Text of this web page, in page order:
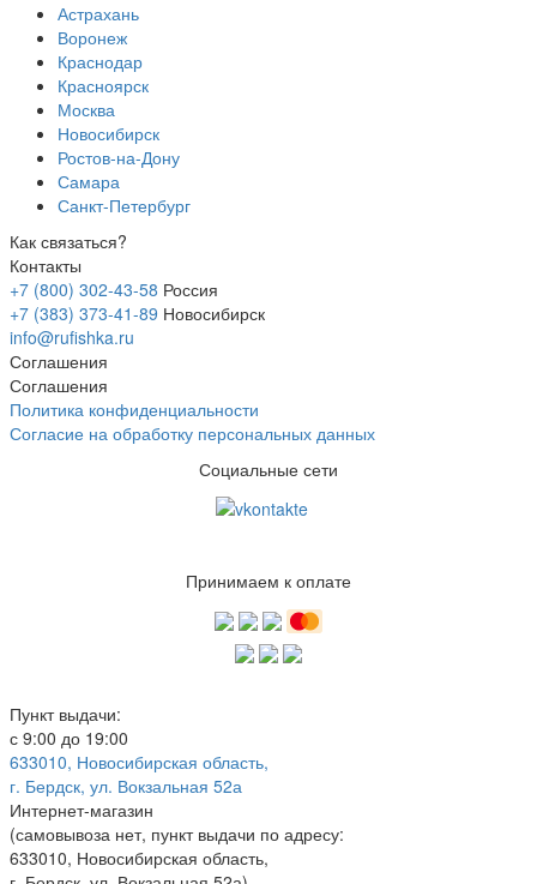
Астрахань
Воронеж
Краснодар
Красноярск
Москва
Новосибирск
Ростов-на-Дону
Самара
Санкт-Петербург
Как связаться?
Контакты
+7 (800) 302-43-58 Россия
+7 (383) 373-41-89 Новосибирск
info@rufishka.ru
Соглашения
Соглашения
Политика конфиденциальности
Согласие на обработку персональных данных
Социальные сети
Принимаем к оплате
Пункт выдачи:
с 9:00 до 19:00
633010, Новосибирская область,
г. Бердск, ул. Вокзальная 52а
Интернет-магазин
(самовывоза нет, пункт выдачи по адресу:
633010, Новосибирская область,